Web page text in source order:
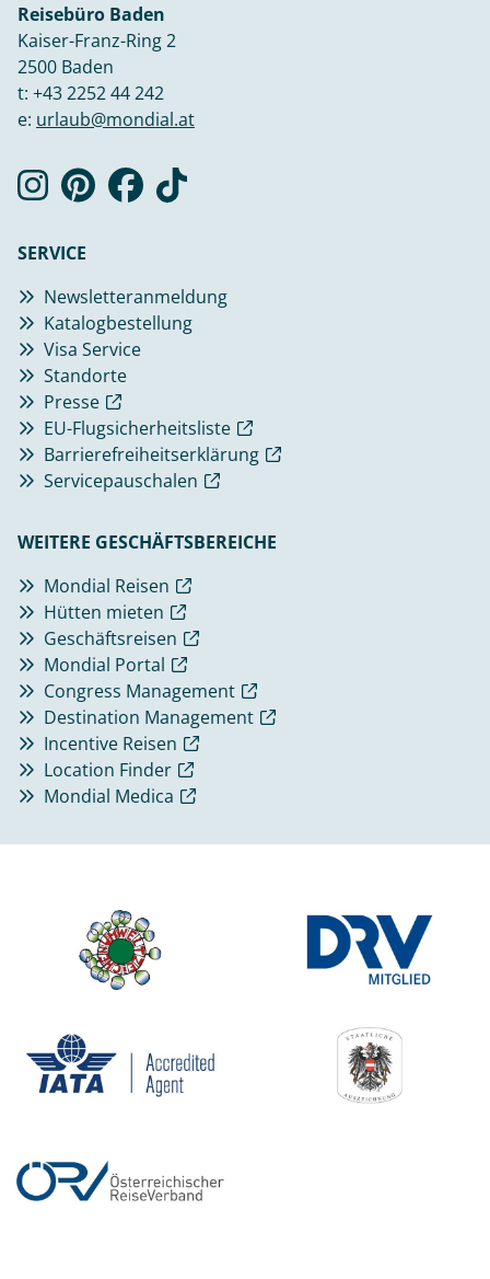
Reisebüro Baden
Kaiser-Franz-Ring 2
2500 Baden
t: +43 2252 44 242
e: urlaub@mondial.at
SERVICE
Newsletteranmeldung
Katalogbestellung
Visa Service
Standorte
Presse
EU-Flugsicherheitsliste
Barrierefreiheitserklärung
Servicepauschalen
WEITERE GESCHÄFTSBEREICHE
Mondial Reisen
Hütten mieten
Geschäftsreisen
Mondial Portal
Congress Management
Destination Management
Incentive Reisen
Location Finder
Mondial Medica